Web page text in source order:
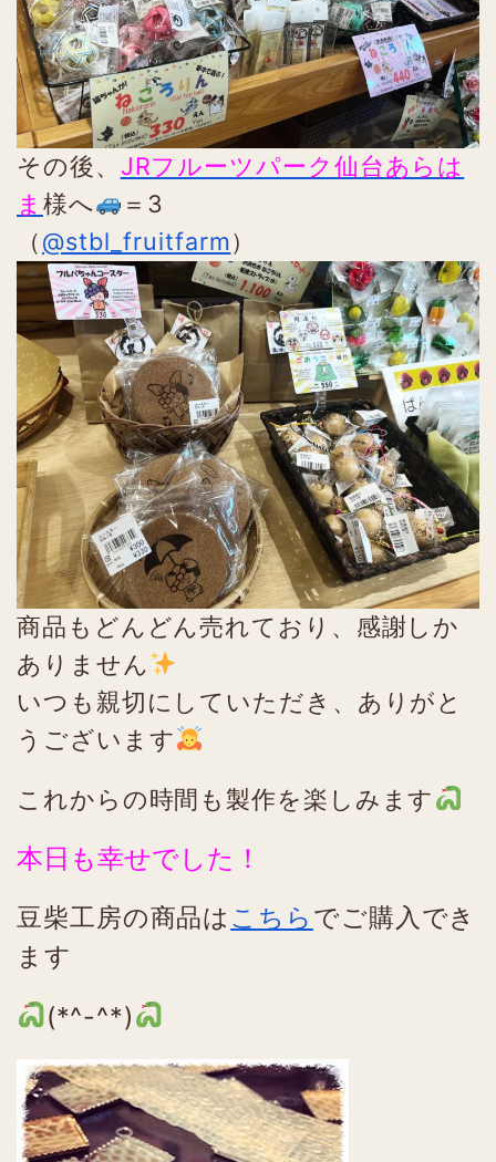
その後、 JRフルーツパーク仙台あらは
ま 様へ
＝3
（@stbl_fruitfarm）
商品もどんどん売れており、感謝しか
ありません
いつも親切にしていただき、ありがと
うございます
これからの時間も製作を楽しみます
本日も幸せでした！
豆柴工房の商品は こちら でご購入でき
ます
(*^-^*)